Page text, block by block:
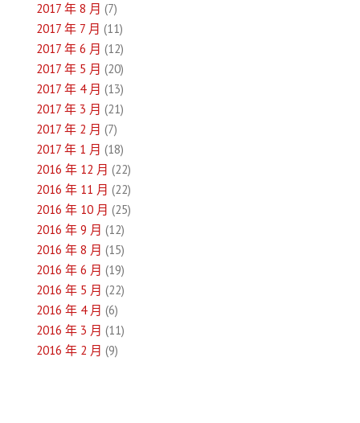
2017 年 8 月 (7)
2017 年 7 月 (11)
2017 年 6 月 (12)
2017 年 5 月 (20)
2017 年 4 月 (13)
2017 年 3 月 (21)
2017 年 2 月 (7)
2017 年 1 月 (18)
2016 年 12 月 (22)
2016 年 11 月 (22)
2016 年 10 月 (25)
2016 年 9 月 (12)
2016 年 8 月 (15)
2016 年 6 月 (19)
2016 年 5 月 (22)
2016 年 4 月 (6)
2016 年 3 月 (11)
2016 年 2 月 (9)